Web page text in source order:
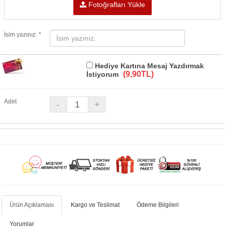
Fotoğrafları Yükle
İsim yazınız. *
Hediye Kartına Mesaj Yazdırmak
İstiyorum (9,90TL)
Adet
Ürün Açıklaması Kargo ve Teslimat Ödeme Bilgileri
Yorumlar